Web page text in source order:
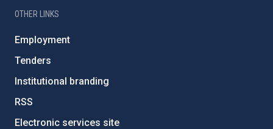
OTHER LINKS
Employment
Tenders
Institutional branding
RSS
Electronic services site